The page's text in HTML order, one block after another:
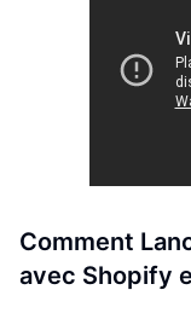
Comment
avec Shopify